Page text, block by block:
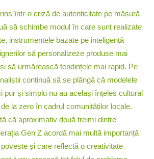
într-o criză de autenticitate pe măsură
să schimbe modul în care sunt realizate
instrumentele bazate pe inteligență
să personalizeze produse mai
să urmărească tendințele mai rapid. Pe
continuă să se plângă că modelele
pur și simplu nu au același înțeles cultural
la zero în cadrul comunităților locale.
că aproximativ două treimi dintre
Gen Z acordă mai multă importanță
și care reflectă o creativitate